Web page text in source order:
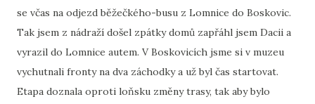
se včas na odjezd běžečkého-busu z Lomnice do Boskovic.
Tak jsem z nádraží došel zpátky domů zapřáhl jsem Dacii a
vyrazil do Lomnice autem. V Boskovicích jsme si v muzeu
vychutnali fronty na dva záchodky a už byl čas startovat.
Etapa doznala oproti loňsku změny trasy, tak aby bylo